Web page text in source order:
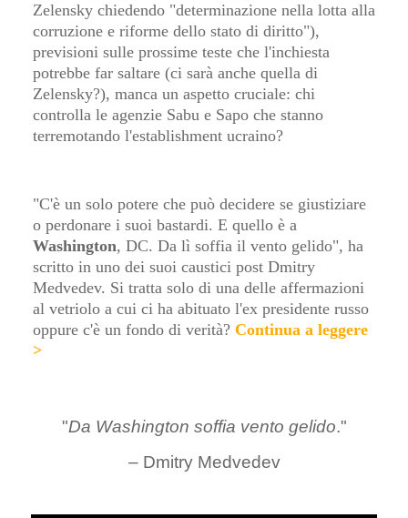
Zelensky chiedendo "determinazione nella lotta alla
corruzione e riforme dello stato di diritto"),
previsioni sulle prossime teste che l'inchiesta
potrebbe far saltare (ci sarà anche quella di
Zelensky?), manca un aspetto cruciale: chi
controlla le agenzie Sabu e Sapo che stanno
terremotando l'establishment ucraino?
"C'è un solo potere che può decidere se giustiziare
o perdonare i suoi bastardi. E quello è a
Washington, DC. Da lì soffia il vento gelido", ha
scritto in uno dei suoi caustici post Dmitry
Medvedev. Si tratta solo di una delle affermazioni
al vetriolo a cui ci ha abituato l'ex presidente russo
oppure c'è un fondo di verità? Continua a leggere
>
"Da Washington soffia vento gelido."
– Dmitry Medvedev